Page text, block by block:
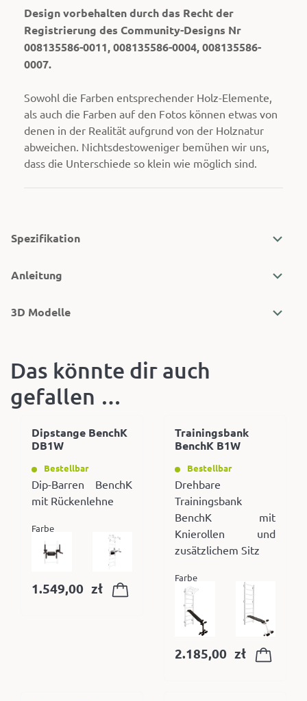
Design vorbehalten durch das Recht der
Registrierung des Community-Designs Nr
008135586-0011, 008135586-0004, 008135586-
0007.
Sowohl die Farben entsprechender Holz-Elemente,
als auch die Farben auf den Fotos können etwas von
denen in der Realität aufgrund von der Holznatur
abweichen. Nichtsdestoweniger bemühen wir uns,
dass die Unterschiede so klein wie möglich sind.
Spezifikation
Anleitung
3D Modelle
Das könnte dir auch
gefallen …
Dipstange BenchK
DB1W
Bestellbar
Dip-Barren BenchK
mit Rückenlehne
Farbe
1.549,00 zł
Trainingsbank
BenchK B1W
Bestellbar
Drehbare
Trainingsbank
BenchK mit
Knierollen und
zusätzlichem Sitz
Farbe
2.185,00 zł